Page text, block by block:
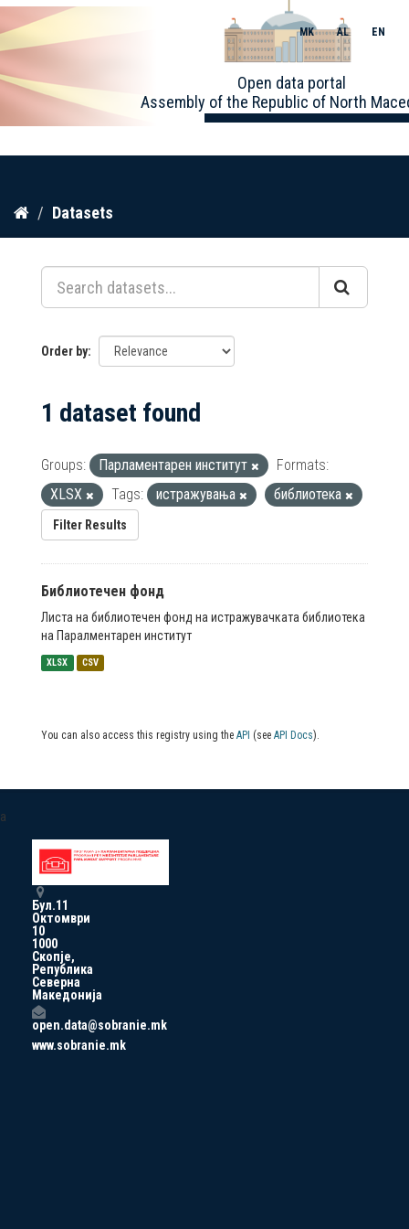
Skip
content
Open data portal
Assembly of the Republic of North
MK AL EN
Datasets
Order by
1 dataset found
Groups: Парламентарен институт
Formats:
XLSX
Tags: истражувања библиотека
Filter Results
Библиотечен фонд
Листа на библиотечен фонд на истражувачката библиотека
на Паралментарен институт
XLSX CSV
You can also access this registry using the API (see API Docs).
a
Бул.11
Октомври
10
1000
Скопје,
Република
Северна
Македонија
open.data@sobranie.mk
www.sobranie.mk